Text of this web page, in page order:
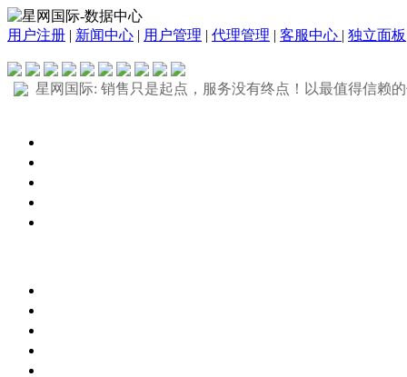
用户注册 | 新闻中心 | 用户管理 | 代理管理 | 客服中心 | 独立面板
星网国际: 销售只是起点，服务没有终点！以最值得信赖